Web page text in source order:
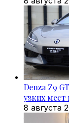
Denza Z9
узких мест
8 августа